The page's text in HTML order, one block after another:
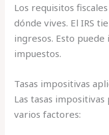
Los requisitos
dónde vives. El IRS
ingresos. Esto
impuestos.
Tasas impositivas
Las tasas
varios factores: